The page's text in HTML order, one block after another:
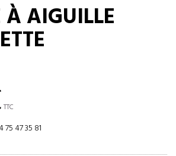
À AIGUILLE
TTC
75 47 35 81